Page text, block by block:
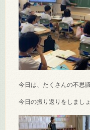
今日は、たくさんの不思
今日の振り返りをしましょ